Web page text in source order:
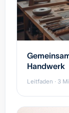
Handwerk
Leitfaden · 3